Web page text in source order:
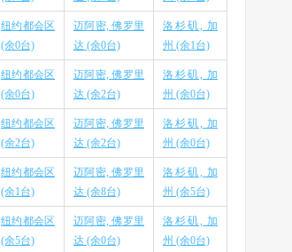
纽约都会区
(余0台)
迈阿密, 佛罗里
达 (余0台)
洛杉矶, 加
州 (余1台)
纽约都会区
(余0台)
迈阿密, 佛罗里
达 (余2台)
洛杉矶, 加
州 (余0台)
纽约都会区
(余2台)
迈阿密, 佛罗里
达 (余2台)
洛杉矶, 加
州 (余0台)
纽约都会区
(余1台)
迈阿密, 佛罗里
达 (余8台)
洛杉矶, 加
州 (余5台)
纽约都会区
(余5台)
迈阿密, 佛罗里
达 (余0台)
洛杉矶, 加
州 (余0台)